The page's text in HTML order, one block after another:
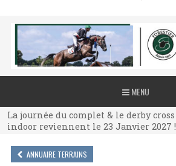
MENU
La journée du complet & le derby cross
indoor reviennent le 23 Janvier 2027 !
La journée du complet & le derby cross
indoor reviennent le 23 Janvier 2027 !
indoor reviennent le 23 Janvier 2027 !
ANNUAIRE TERRAINS